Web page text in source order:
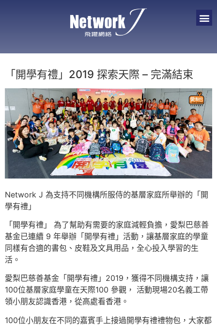
「開學有禮」2019 探索天際 – 完滿結束
Network J 為支持不同機構所服侍的基層家庭所舉辦的「開
學有禮」
「開學有禮」 為了幫助有需要的家庭減輕負擔，愛梨巴慈善
基金已連續 9 年舉辦「開學有禮」活動，讓基層家庭的學童
同樣有合適的書包、皮鞋及文具用品，全心投入學習的生
活。
愛梨巴慈善基金「開學有禮」2019，獲得不同機構支持，讓
100位基層家庭學童在天際100 參觀， 活動現場20名義工帶
領小朋友認識香港，從高處看香港。
100位小朋友在不同的嘉賓手上接過開學有禮禮物包，大家都